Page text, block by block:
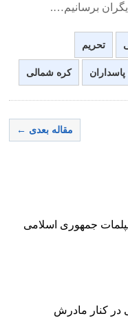
برسانیم….
تحریم
کره شمالی
مقاله بعدی ←